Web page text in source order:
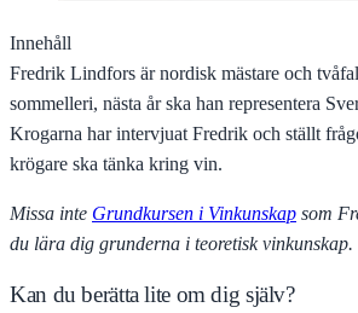
Innehåll
Fredrik Lindfors är nordisk mästare och
sommelleri, nästa år ska han representera
Krogarna har intervjuat Fredrik och ställt
krögare ska tänka kring vin.
Missa inte Grundkursen i Vinkunskap som
du lära dig grunderna i teoretisk vinkunskap.
Kan du berätta lite om dig själv?